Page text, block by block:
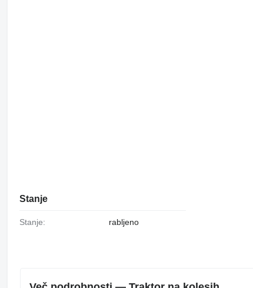
Stanje
Stanje: rabljeno